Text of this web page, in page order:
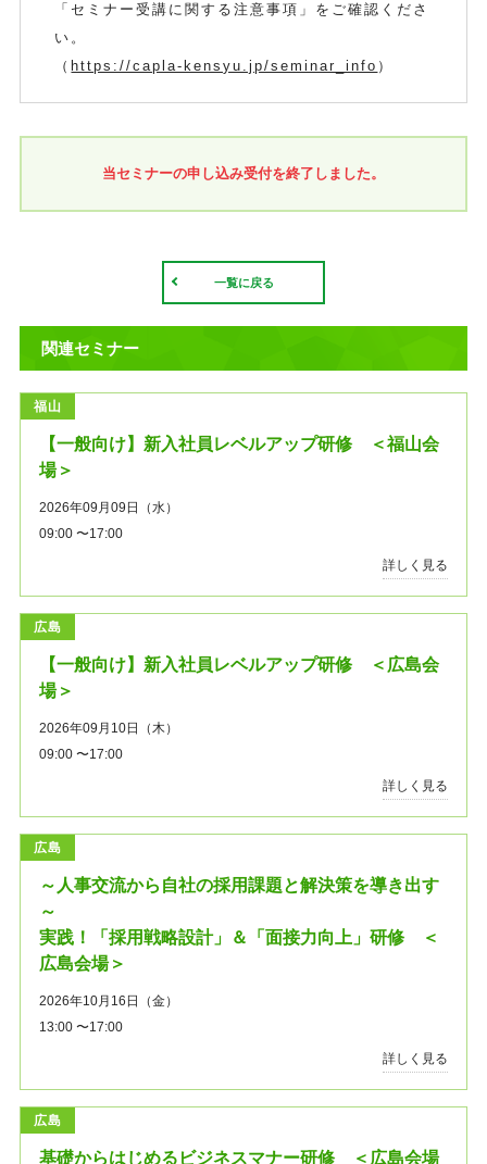
「セミナー受講に関する注意事項」をご確認くださ
い。
（ https://capla-kensyu.jp/seminar_info ）
当セミナーの申し込み受付を終了しました。
一覧に戻る
関連セミナー
福山
【一般向け】新入社員レベルアップ研修 ＜福山会
場＞
2026年09月09日（水）
09:00 〜17:00
詳しく見る
広島
【一般向け】新入社員レベルアップ研修 ＜広島会
場＞
2026年09月10日（木）
09:00 〜17:00
詳しく見る
広島
～人事交流から自社の採用課題と解決策を導き出す
～
実践！「採用戦略設計」＆「面接力向上」研修 ＜
広島会場＞
2026年10月16日（金）
13:00 〜17:00
詳しく見る
広島
基礎からはじめるビジネスマナー研修 ＜広島会場